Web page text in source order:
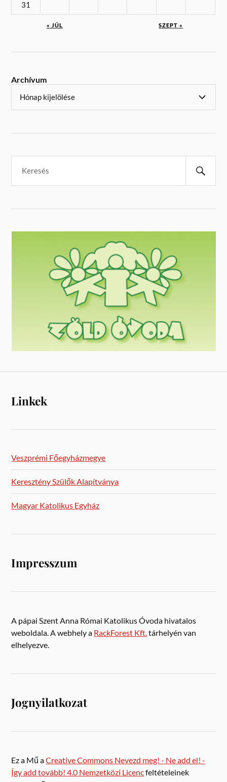
31
« JÚL SZEPT »
Archívum
Linkek
Veszprémi Főegyházmegye
Keresztény Szülők Alapítványa
Magyar Katolikus Egyház
Impresszum
A pápai Szent Anna Római Katolikus Óvoda hivatalos
weboldala. A webhely a RackForest Kft. tárhelyén van
elhelyezve.
Jognyilatkozat
Ez a Mű aCreative Commons Nevezd meg! - Ne add el! -
Így add tovább! 4.0 Nemzetközi Licencfeltételeinek